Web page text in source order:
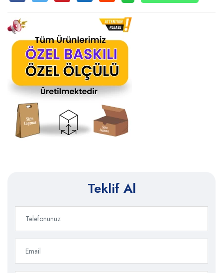
Teklif Al